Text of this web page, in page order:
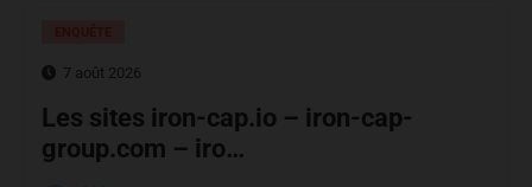
7 août 2026
Les sites iron-cap.io – iron-cap-
group.com – iro…